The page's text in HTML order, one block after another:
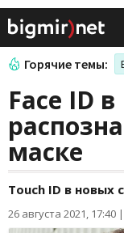
Горячие темы:
Face ID
маске
Touch ID в новых
26 августа 2021, 17:40 |